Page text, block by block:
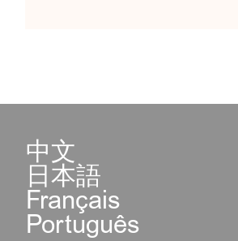
中文
日本語
Français
Português